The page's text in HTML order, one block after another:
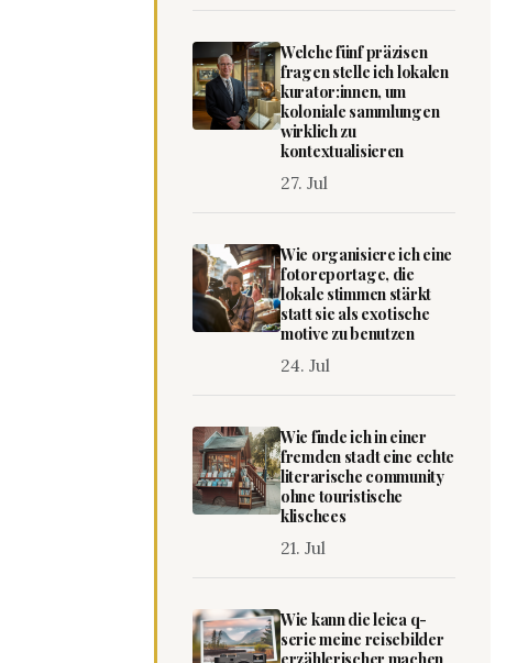
Welche fünf präzisen
fragen stelle ich lokalen
kurator:innen, um
koloniale sammlungen
wirklich zu
kontextualisieren
27. Jul
Wie organisiere ich eine
fotoreportage, die
lokale stimmen stärkt
statt sie als exotische
motive zu benutzen
24. Jul
Wie finde ich in einer
fremden stadt eine echte
literarische community
ohne touristische
klischees
21. Jul
Wie kann die leica q-
serie meine reisebilder
erzählerischer machen